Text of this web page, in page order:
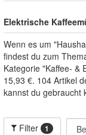
Elektrische
Wenn es um
findest du zum
Kategorie "Kaffee- &
15,93 €. 104 Artikel
kannst du gebraucht
Filter 1